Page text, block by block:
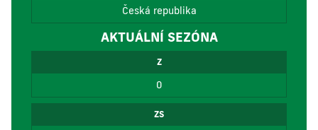
Česká republika
AKTUÁLNÍ SEZÓNA
Z
0
ZS